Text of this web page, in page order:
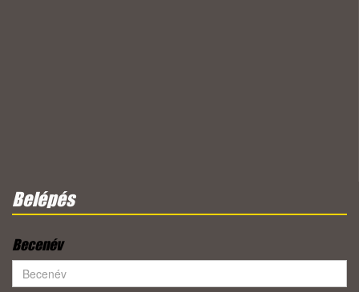
Belépés
Becenév